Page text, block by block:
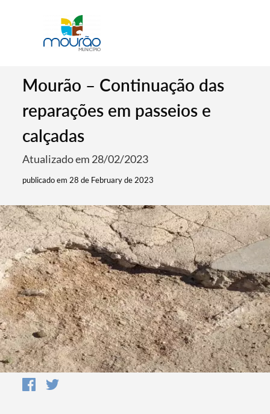
Mourão – Continuação das
reparações em passeios e
calçadas
Atualizado em 28/02/2023
publicado em 28 de February de 2023